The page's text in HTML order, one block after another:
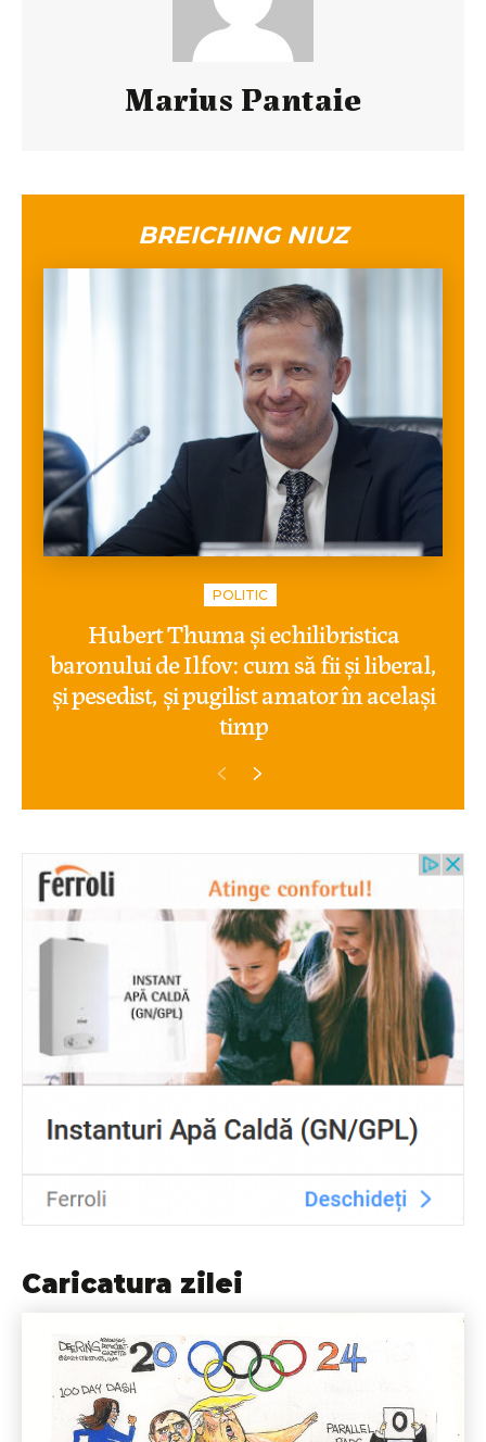
Marius Pantaie
BREICHING NIUZ
POLITIC
Hubert Thuma și echilibristica
baronului de Ilfov: cum să fii și liberal,
și pesedist, și pugilist amator în același
timp
Caricatura zilei